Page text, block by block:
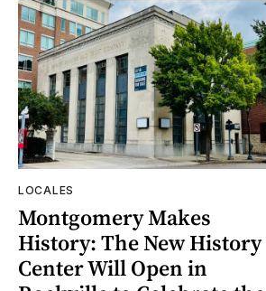
LOCALES
Montgomery Makes
History: The New History
Center Will Open in